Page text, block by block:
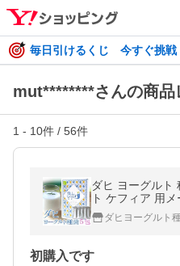
毎日引けるくじ 今すぐ挑戦
mut********さんの商品
1 - 10件 / 56件
ダヒ ヨーグルト 種菌 5包 (カ
ト ケフィア 用
ト ギリシャヨー
ダヒヨーグルト
初購入です